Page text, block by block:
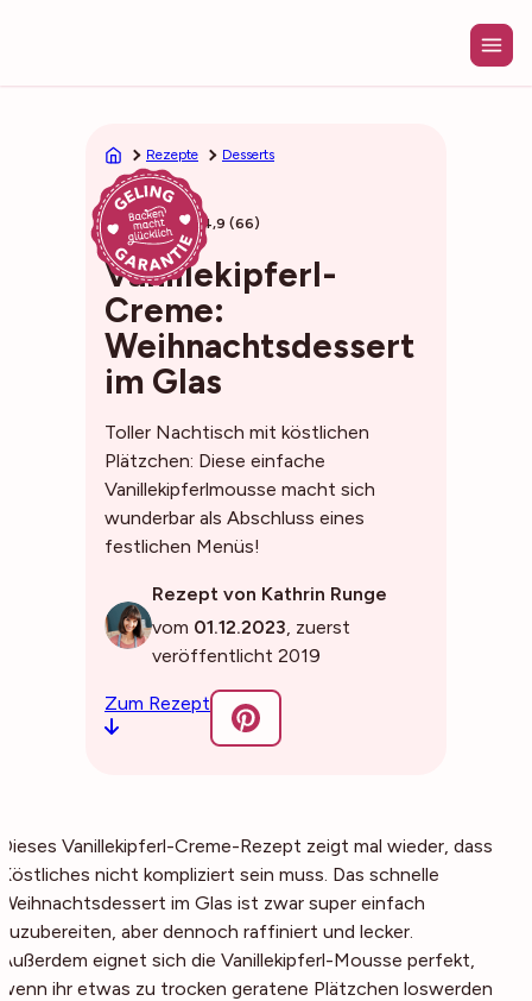
Rezepte Desserts
15min 4,9 (66)
Vanillekipferl-
Creme:
Weihnachtsdessert
im Glas
Toller Nachtisch mit köstlichen
Plätzchen: Diese einfache
Vanillekipferlmousse macht sich
wunderbar als Abschluss eines
festlichen Menüs!
Rezept von Kathrin Runge
vom 01.12.2023, zuerst
veröffentlicht 2019
Zum Rezept
Dieses Vanillekipferl-Creme-Rezept zeigt mal wieder, dass
Köstliches nicht kompliziert sein muss. Das schnelle
Weihnachtsdessert im Glas ist zwar super einfach
zuzubereiten, aber dennoch raffiniert und lecker.
Außerdem eignet sich die Vanillekipferl-Mousse perfekt,
wenn ihr etwas zu trocken geratene Plätzchen loswerden